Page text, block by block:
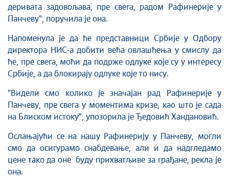
деривата задовољава, пре свега, радом Рафинерије у
Панчеву", поручила је она.
Напоменула је да ће представници Србије у Одбору
директора НИС-а добити већа овлашћења у смислу да
ће, пре свега, моћи да подрже одлуке које су у интересу
Србије, а да блокирају одлуке које то нису.
"Видели смо колико је значајан рад Рафинерије у
Панчеву, пре свега у моментима кризе, као што је сада
на Блиском истоку", упозорила је Ђедовић Хандановић.
Ослањајући се на нашу Рафинерију у Панчеву, могли
смо да осигурамо снабдевање, али и да надгледамо
цене тако да оне буду прихватљиве за грађане, рекла је
она.